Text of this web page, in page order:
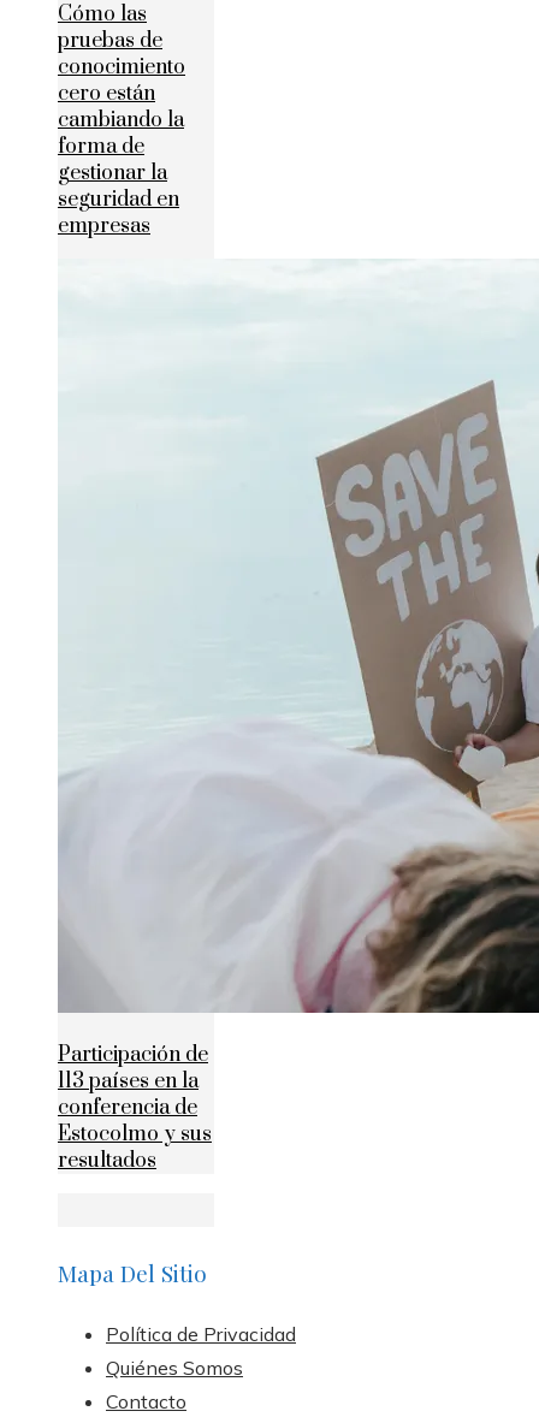
Cómo las
pruebas de
conocimiento
cero están
cambiando la
forma de
gestionar la
seguridad en
empresas
Participación de
113 países en la
conferencia de
Estocolmo y sus
resultados
Mapa Del Sitio
Política de Privacidad
Quiénes Somos
Contacto